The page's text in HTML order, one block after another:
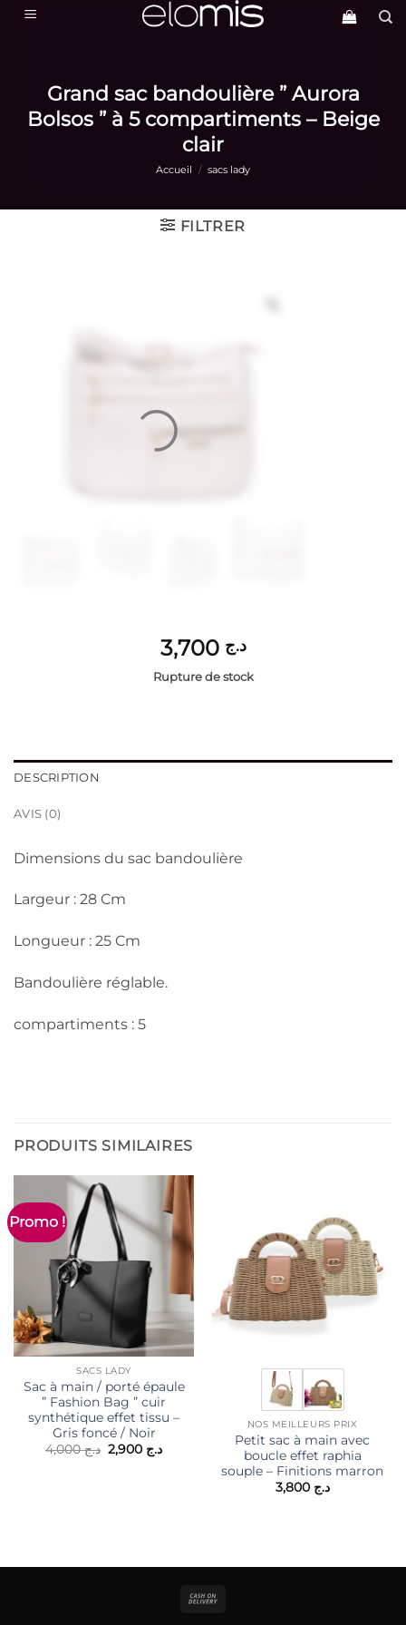
Passer
Grand sac bandoulière ” Aurora
Bolsos ” à 5 compartiments – Beige
clair
Accueil / sacs lady
FILTRER
د.ج 3,700
Rupture de stock
DESCRIPTION
AVIS (0)
Dimensions du sac bandoulière
Largeur : 28 Cm
Longueur : 25 Cm
Bandoulière réglable.
compartiments : 5
PRODUITS SIMILAIRES
Promo !
SACS LADY
Sac à main / porté épaule
” Fashion Bag ” cuir
synthétique effet tissu –
Gris foncé / Noir
د.ج4,000
Le
prix
د.جLe
NOS MEILLEURS PRIX
Petit sac à main avec
boucle effet raphia
souple – Finitions marron
د.ج 3,800